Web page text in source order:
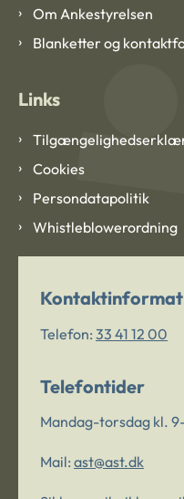
Om Ankestyrelsen
Blanketter og
Links
Cookies
Persondatapolitik
Whistleblowerordning
Telefon: 33 41 12 00
Telefontider
Mandag-torsdag kl.
Mail: ast@ast.dk